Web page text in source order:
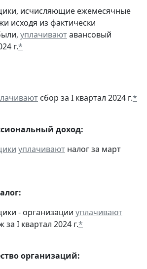
исчисляющие ежемесячные
исходя из фактически
уплачиваютавансовый
г.*
сбор за I квартал 2024 г.*
доход:
уплачивают налог за март
- организации уплачивают
I квартал 2024 г.*
организаций: